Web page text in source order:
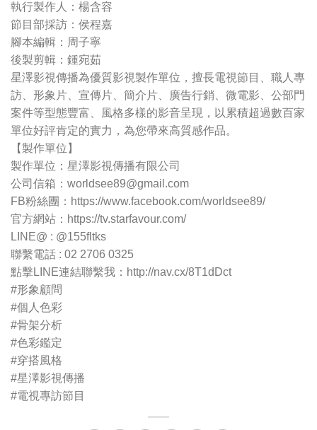
執行製作人：楊含容
節目部採訪：侯程嘉
腳本編輯：周子寧
後製剪輯：鍾宛茹
星澤影視傳播為優質影視製作單位，擅長電視節目、職人專
訪、形象片、宣傳片、簡介片、廣告行銷、微電影、公部門
案件等型態豐富、風格多樣的影音呈現，以累積超過數百家
單位好評肯定的實力，為您帶來高質感作品。
【製作單位】
製作單位：星澤影視傳播有限公司
公司信箱： worldsee89@gmail.com
FB粉絲團：https://www.facebook.com/worldsee89/
官方網站：https://tv.starfavour.com/
LINE@ : @155fltks
聯繫電話 : 02 2706 0325
點擊LINE連結聯繫我：http://nav.cx/8T1dDct
#形象顧問
#個人色彩
#骨架分析
#色彩鑑定
#穿搭風格
#星澤影視傳播
#電視專訪節目